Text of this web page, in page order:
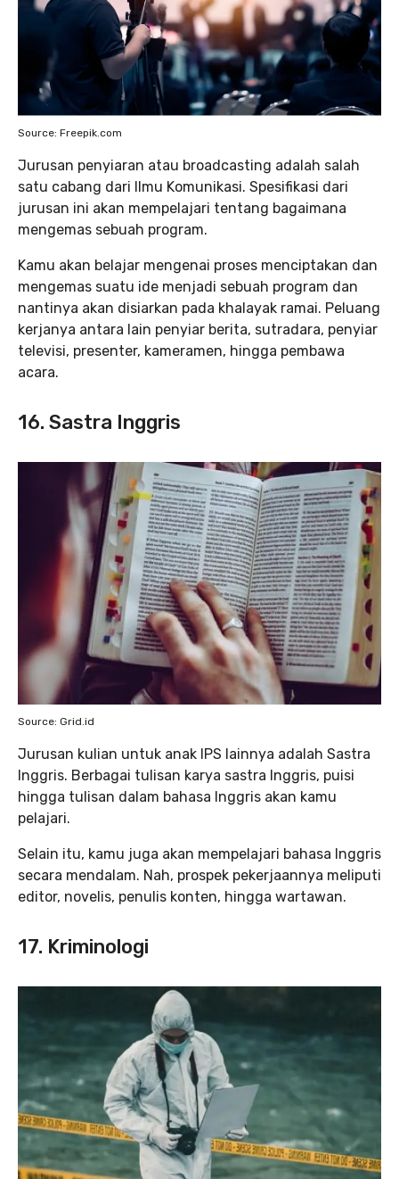
Source: Freepik.com
Jurusan penyiaran atau broadcasting adalah salah
satu cabang dari Ilmu Komunikasi. Spesifikasi dari
jurusan ini akan mempelajari tentang bagaimana
mengemas sebuah program.
Kamu akan belajar mengenai proses menciptakan dan
mengemas suatu ide menjadi sebuah program dan
nantinya akan disiarkan pada khalayak ramai. Peluang
kerjanya antara lain penyiar berita, sutradara, penyiar
televisi, presenter, kameramen, hingga pembawa
acara.
16. Sastra Inggris
Source: Grid.id
Jurusan kulian untuk anak IPS lainnya adalah Sastra
Inggris. Berbagai tulisan karya sastra Inggris, puisi
hingga tulisan dalam bahasa Inggris akan kamu
pelajari.
Selain itu, kamu juga akan mempelajari bahasa Inggris
secara mendalam. Nah, prospek pekerjaannya meliputi
editor, novelis, penulis konten, hingga wartawan.
17. Kriminologi